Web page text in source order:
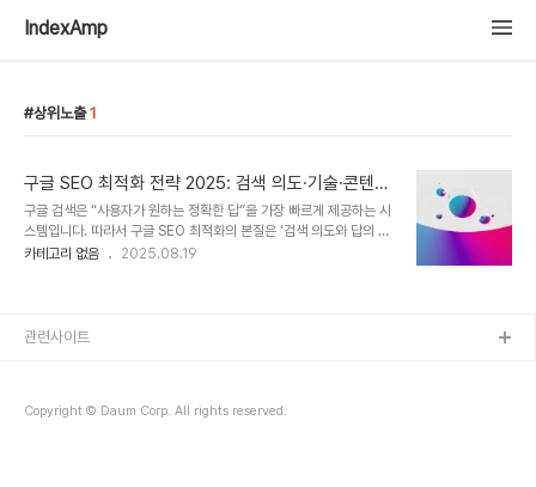
IndexAmp
상위노출 1
구글 SEO 최적화 전략 2025: 검색 의도·기술·콘텐츠·
페이지 경험을 정복하는 실전 로드맵
구글 검색은 “사용자가 원하는 정확한 답”을 가장 빠르게 제공하는 시
스템입니다. 따라서 구글 SEO 최적화의 본질은 ‘검색 의도와 답의 정
합성’을 기술적으로 보장하고, ‘사용자가 체감하는 품질’을 일관되게
다. Google Search Central의 공식 가이드를 근간으로 하되 국내
의 출..
카테고리 없음 2025.08.19
Copyright © Daum Corp. All rights reserved.
관련사이트